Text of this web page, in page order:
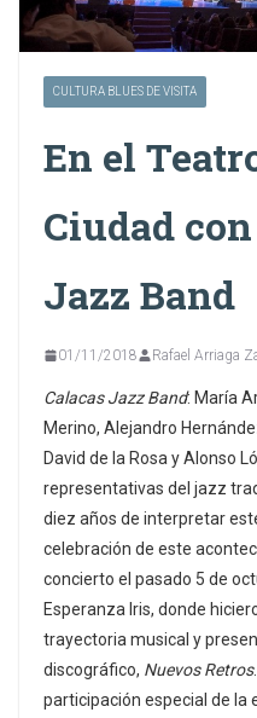
CULTURA BLUES DE VISITA
En el
Ciudad
Jazz Band
01/11/2018 Rafael Arriaga
Calacas Jazz Band: María
Merino, Alejandro
David de la Rosa y Alonso
representativas del jazz
diez años de interpretar
celebración de este
concierto el pasado 5 de
Esperanza Iris, donde
trayectoria musical y
discográfico, Nuevos Retros
participación especial de la